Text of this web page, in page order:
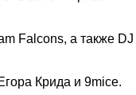
Falcons, а также DJ
Крида и 9mice.